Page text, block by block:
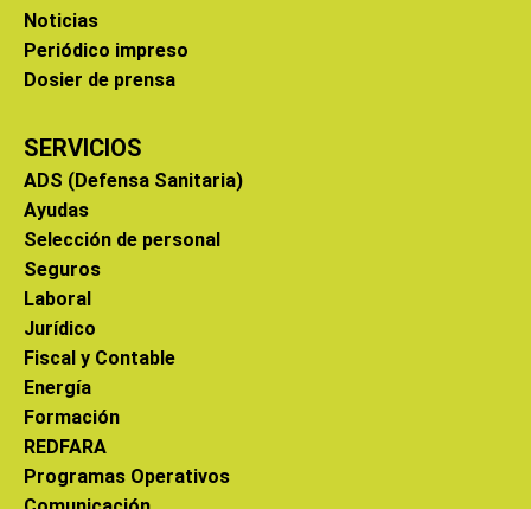
Noticias
Periódico impreso
Dosier de prensa
SERVICIOS
ADS (Defensa Sanitaria)
Ayudas
Selección de personal
Seguros
Laboral
Jurídico
Fiscal y Contable
Energía
Formación
REDFARA
Programas Operativos